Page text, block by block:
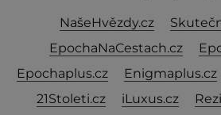
NašeHvězdy.cz
EpochaNaCestach.cz
Epochaplus.cz
Enigmaplus.cz
21Stoleti.cz
iLuxus.cz